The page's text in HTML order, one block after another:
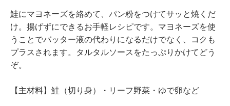
鮭にマヨネーズを絡めて、パン粉をつけてサッと焼くだ
け。揚げずにできるお手軽レシピです。マヨネーズを使
うことでバッター液の代わりになるだけでなく、コクも
プラスされます。タルタルソースをたっぷりかけてどう
ぞ。
【主材料】鮭（切り身）・リーフ野菜・ゆで卵など